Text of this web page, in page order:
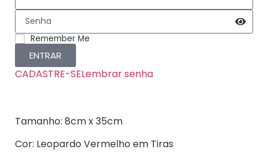
Remember Me
ENTRAR
CADASTRE-SELembrar senha
Tamanho: 8cm x 35cm
Cor: Leopardo Vermelho em Tiras